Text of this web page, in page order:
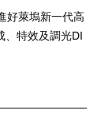
好萊塢新一代高
、特效及調光DI